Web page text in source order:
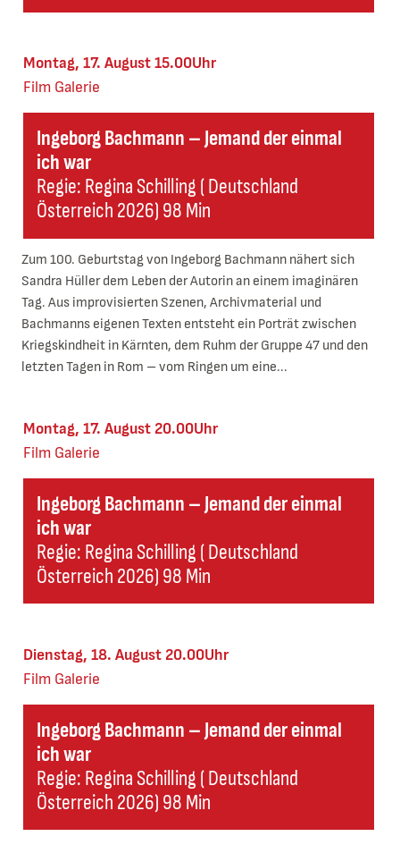
Ingeborg Bachmann – Jemand der einmal
ich war
Regie: Regina Schilling ( Deutschland
Österreich 2026) 98 Min
Montag, 17. August 15.00Uhr
Film Galerie
Zum 100. Geburtstag von Ingeborg Bachmann nähert sich
Sandra Hüller dem Leben der Autorin an einem imaginären
Tag. Aus improvisierten Szenen, Archivmaterial und
Bachmanns eigenen Texten entsteht ein Porträt zwischen
Kriegskindheit in Kärnten, dem Ruhm der Gruppe 47 und den
letzten Tagen in Rom – vom Ringen um eine...
Ingeborg Bachmann – Jemand der einmal
ich war
Regie: Regina Schilling ( Deutschland
Österreich 2026) 98 Min
Montag, 17. August 20.00Uhr
Film Galerie
Ingeborg Bachmann – Jemand der einmal
ich war
Regie: Regina Schilling ( Deutschland
Österreich 2026) 98 Min
Dienstag, 18. August 20.00Uhr
Film Galerie